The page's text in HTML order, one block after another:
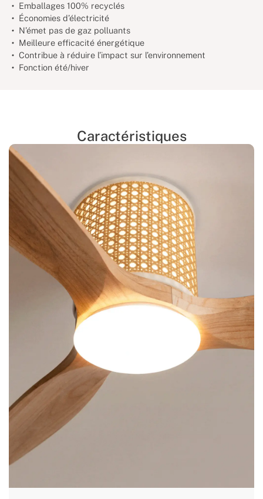
Emballages 100% recyclés
Économies d’électricité
N’émet pas de gaz polluants
Meilleure efficacité énergétique
Contribue à réduire l’impact sur l’environnement
Fonction été/hiver
Caractéristiques